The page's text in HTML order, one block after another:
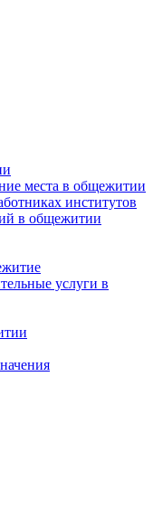
места в общежитии
институтов
в общежитии
услуги в